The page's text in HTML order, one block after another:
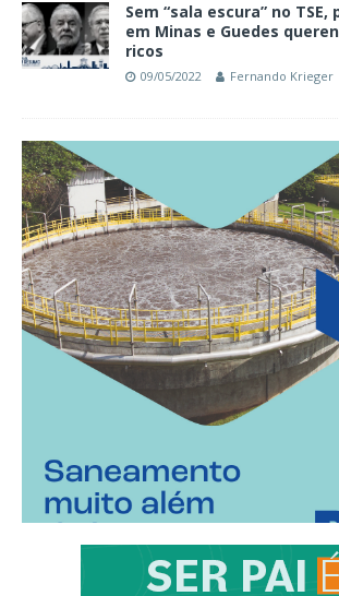
Sem “sala escura” no
em Minas e Guedes
ricos
09/05/2022 Fernando Krieger